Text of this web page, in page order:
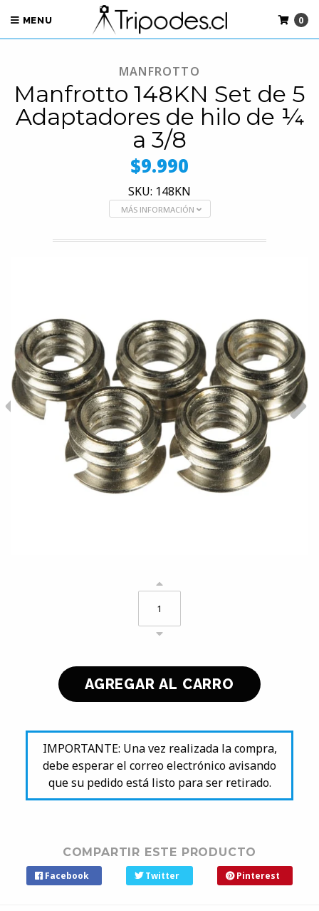
MENU 0
MANFROTTO
Manfrotto 148KN Set de 5
Adaptadores de hilo de ¼
a 3/8
$9.990
SKU: 148KN
MÁS INFORMACIÓN
IMPORTANTE: Una vez realizada la compra,
debe esperar el correo electrónico avisando
que su pedido está listo para ser retirado.
COMPARTIR ESTE PRODUCTO
Facebook Twitter Pinterest